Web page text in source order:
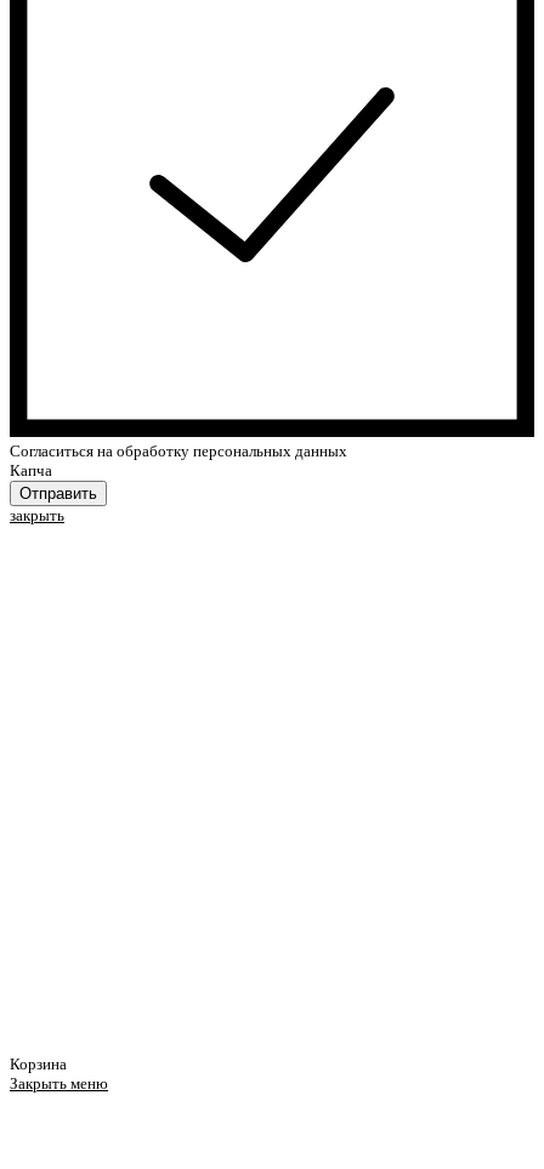
Cогласиться на обработку персональных данных
Капча
Отправить
закрыть
Корзина
Закрыть меню